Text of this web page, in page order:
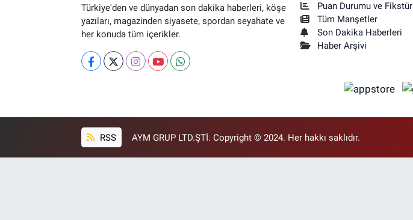
Türkiye'den ve dünyadan son dakika haberleri, köşe
yazıları, magazinden siyasete, spordan seyahate ve
her konuda tüm içerikler.
Puan Durumu ve Fikstür
Tüm Manşetler
Son Dakika Haberleri
Haber Arşivi
RSS AYM GRUP LTD.ŞTİ. Copyright © 2024. Her hakkı saklıdır.